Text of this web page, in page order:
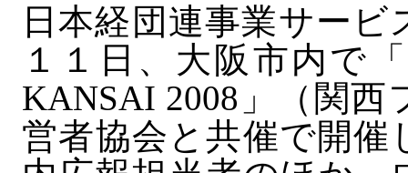
日本経団連事業サー
１１日、大阪市内で
KANSAI 2008」（関
営者協会と共催で開催